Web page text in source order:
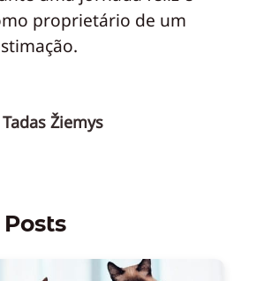
proprietário de um
Tadas Žiemys